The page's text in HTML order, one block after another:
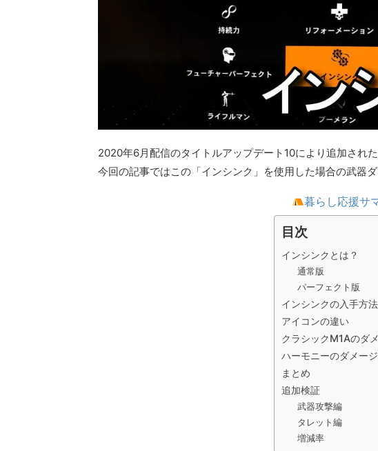
2020年6月配信のタイトルアップデート10により追加され
今回の記事ではこの「インシンク」を使用した場合の武器
暮らし応援サ
目次
インシンクとは？
通常版
パーフェクト版
インシンクの入手方法
アイコンの違い
クラシックM1Aのダ
ハーモニーのダメー
まとめ
追加検証
武器攻撃編
タレット編
増減率